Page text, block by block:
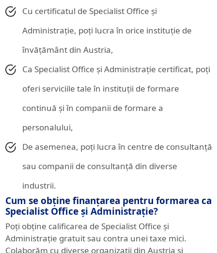
Cu certificatul de Specialist Office și
Administrație, poți lucra în orice instituție de
învățământ din Austria,
Ca Specialist Office și Administrație certificat, poți
oferi serviciile tale în instituții de formare
continuă și în companii de formare a
personalului,
De asemenea, poți lucra în centre de consultanță
sau companii de consultanță din diverse
industrii.
Cum se obține finanțarea pentru formarea ca
Specialist Office și Administrație?
Poți obține calificarea de Specialist Office și
Administrație gratuit sau contra unei taxe mici.
Colaborăm cu diverse organizații din Austria și